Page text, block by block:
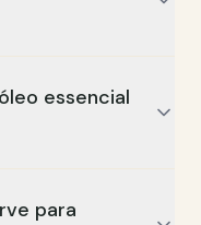
essencial
para